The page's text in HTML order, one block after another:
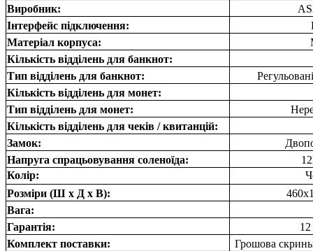
Виробник:
Інтерфейс підключення:
Матеріал корпуса:
Кількість відділень для банкнот:
Тип відділень для банкнот:
Кількість відділень для монет:
Тип відділень для монет:
Кількість відділень для чеків / квитанцій:
Замок:
Напруга спрацьовування соленоїда:
Колір:
Розміри (Ш х Д х В):
Вага:
Гарантія:
12
Комплект поставки:
Грошова